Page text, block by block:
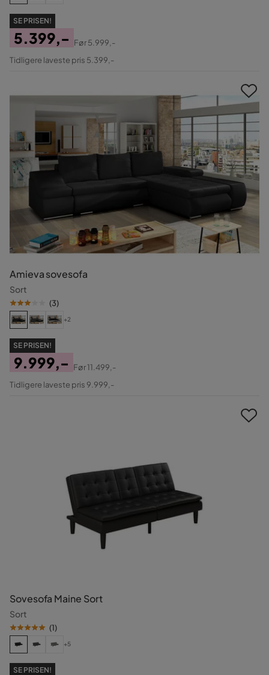
SE PRISEN!
Pris
5.399,-
Original
Før5.999,-
Tidligere laveste pris 5.399,-
Amieva sovesofa
Sort
(3)
+2
SE PRISEN!
Pris
9.999,-
Original
Før11.499,-
Tidligere laveste pris 9.999,-
Sovesofa Maine Sort
Sort
(1)
+5
SE PRISEN!